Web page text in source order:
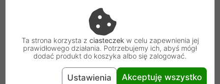
sprawia, że ​​idealnie nadaje się do tworzenia konfiguracji
z półpasywnym chłodzeniem, które automatycznie
wyłączają wentylatory, a tym samym działają całkowicie
cicho na biegu jałowym, jeśli pozwalają na to termiki.
Ta strona korzysta z ciasteczek w celu zapewnienia jej
prawidłowego działania. Potrzebujemy ich, abyś mógł
dodać produkt do koszyka albo się zalogować.
Ustawienia Akceptuję wszystko